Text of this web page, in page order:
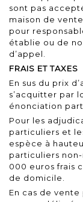
sont pas
maison de
pour
établie ou de
d’appel.
FRAIS ET TAXES
En sus du prix
s’acquitter par
énonciation
Pour les
particuliers et
espèce à
particuliers
000 euros frais
de domicile.
En cas de